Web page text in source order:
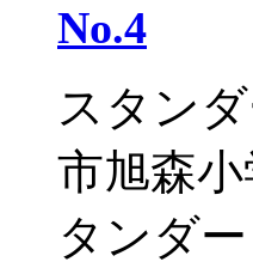
No.4
スタン
市旭森
タンダ